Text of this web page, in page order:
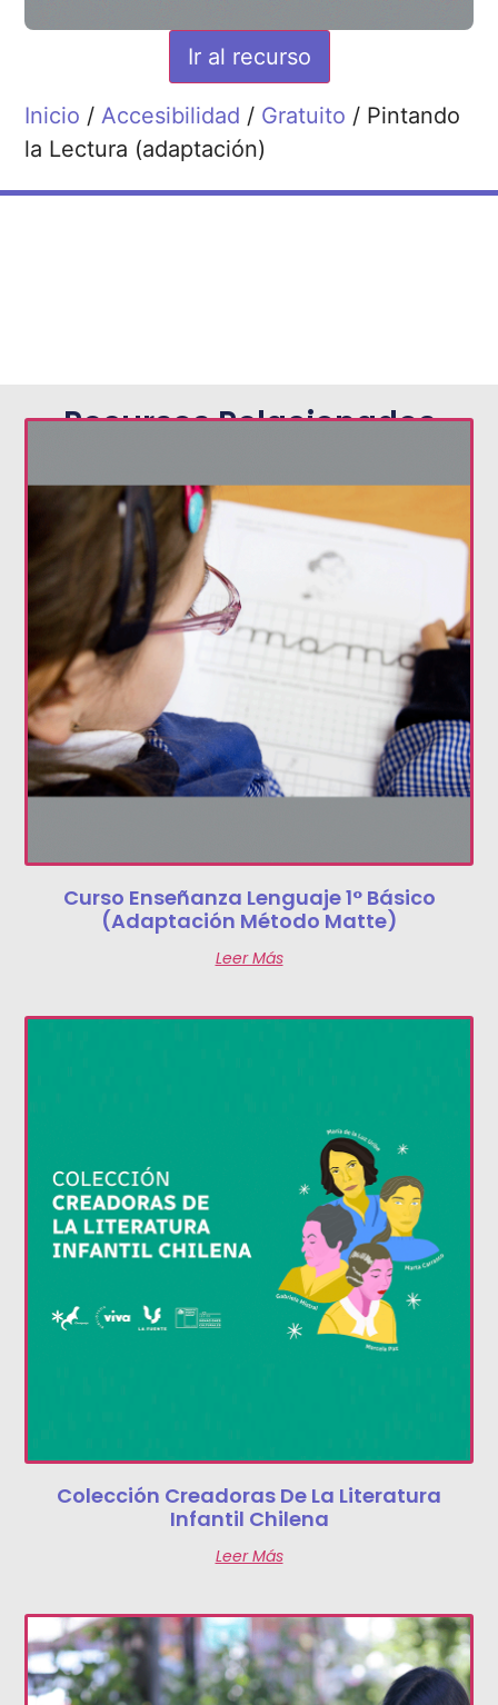
Ir al recurso
Inicio /Accesibilidad / Gratuito / Pintando
la Lectura (adaptación)
Recursos Relacionados
Curso Enseñanza Lenguaje 1° Básico
(Adaptación Método Matte)
Leer Más
Colección Creadoras De La Literatura
Infantil Chilena
Leer Más